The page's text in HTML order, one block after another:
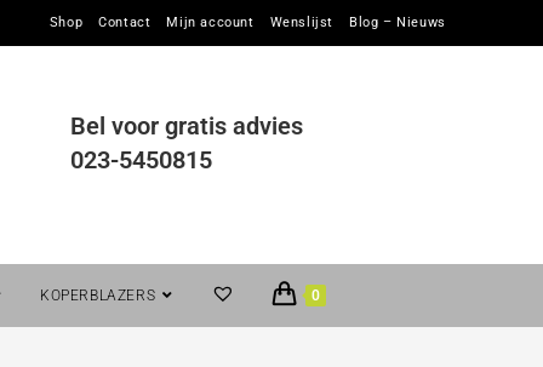
Shop Contact Mijn account Wenslijst Blog – Nieuws
Bel voor gratis advies
023-5450815
KOPERBLAZERS 0